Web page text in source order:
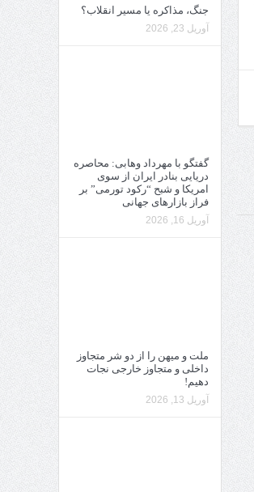
جنگ، مذاکره یا مسیر انقلاب؟
آوریل 23, 2026
گفتگو با مهرداد وهابی: محاصره
دریایی بنادر ایران از سوی
امریکا و شبح “رکود تورمی” بر
فراز بازارهای جهانی
آوریل 16, 2026
ملت و میهن را از دو شر متجاوز
داخلی و متجاوز خارجی نجات
دهیم!
آوریل 13, 2026